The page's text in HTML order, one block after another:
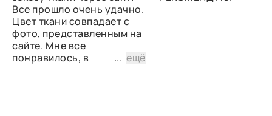
Все прошло очень удачно.
Цвет ткани совпадает с
фото, представленным на
сайте. Мне все
понравилось, в
...ещё